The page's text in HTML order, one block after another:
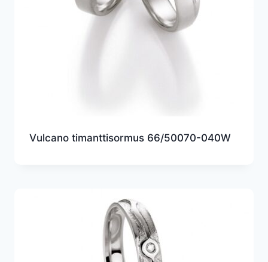
Vulcano timanttisormus 66/50070-040W